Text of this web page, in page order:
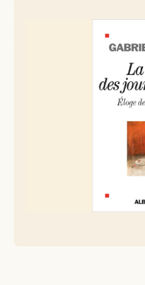
Le professeur Gabriel
théologien, écrivain et
recteur de l’Université
enseigné la
par une réflexion originale
Ordonné prêtre en 1970, il
marqué par une attention
notamment les funérailles.
l’auteur de nombreux
public. Par son style
dialogue entre croyants et